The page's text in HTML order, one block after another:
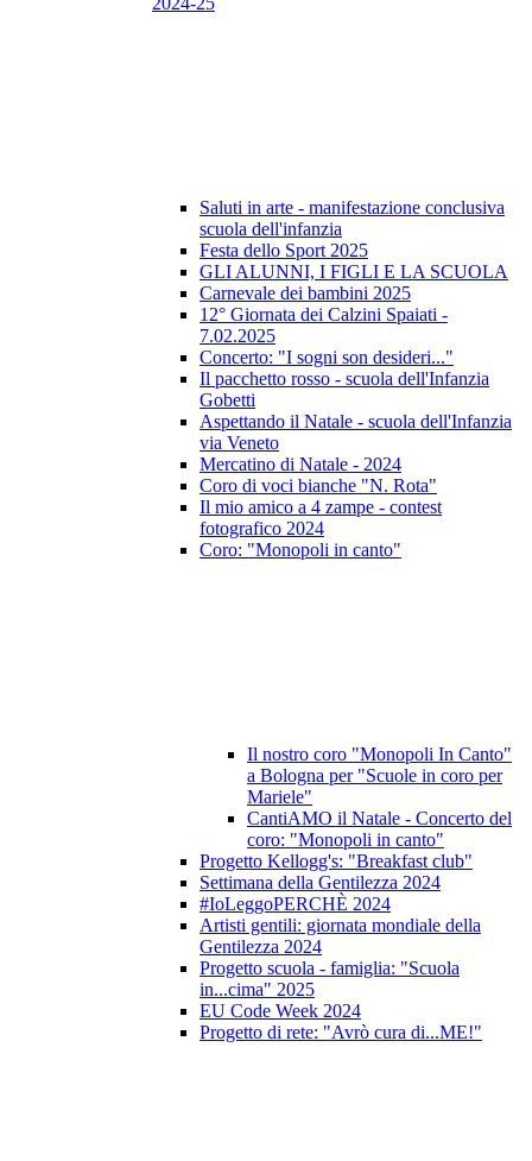
Saluti in arte - manifestazione conclusiva
scuola dell'infanzia
Festa dello Sport 2025
GLI ALUNNI, I FIGLI E LA SCUOLA
Carnevale dei bambini 2025
12° Giornata dei Calzini Spaiati -
7.02.2025
Concerto: "I sogni son desideri..."
Il pacchetto rosso - scuola dell'Infanzia
Gobetti
Aspettando il Natale - scuola dell'Infanzia
via Veneto
Mercatino di Natale - 2024
Coro di voci bianche "N. Rota"
Il mio amico a 4 zampe - contest
fotografico 2024
Coro: "Monopoli in canto"
Il nostro coro "Monopoli In Canto"
a Bologna per "Scuole in coro per
Mariele"
CantiAMO il Natale - Concerto del
coro: "Monopoli in canto"
Progetto Kellogg's: "Breakfast club"
Settimana della Gentilezza 2024
#IoLeggoPERCHÈ 2024
Artisti gentili: giornata mondiale della
Gentilezza 2024
Progetto scuola - famiglia: "Scuola
in...cima" 2025
EU Code Week 2024
Progetto di rete: "Avrò cura di...ME!"